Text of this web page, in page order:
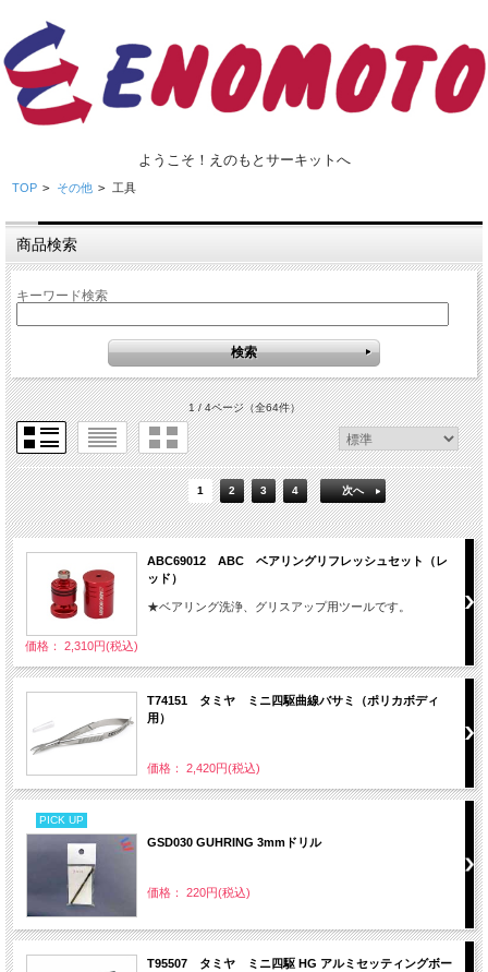
ようこそ！えのもとサーキットへ
TOP > その他 > 工具
商品検索
キーワード検索
1 / 4ページ（全64件）
1 2 3 4 次へ
ABC69012 ABC ベアリングリフレッシュセット（レ
ッド）
★ベアリング洗浄、グリスアップ用ツールです。
価格： 2,310円(税込)
T74151 タミヤ ミニ四駆曲線バサミ（ポリカボディ
用）
価格： 2,420円(税込)
PICK UP
GSD030 GUHRING 3mmドリル
価格： 220円(税込)
T95507 タミヤ ミニ四駆 HG アルミセッティングボー